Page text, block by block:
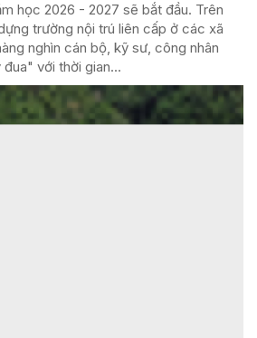
học 2026 - 2027 sẽ bắt đầu. Trên
trường nội trú liên cấp ở các xã
nghìn cán bộ, kỹ sư, công nhân
với thời gian...